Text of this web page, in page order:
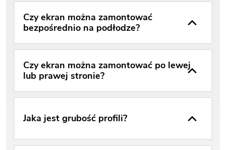
Czy ekran można zamontować
bezpośrednio na podłodze?
Czy ekran można zamontować po lewej
lub prawej stronie?
Jaka jest grubość profili?